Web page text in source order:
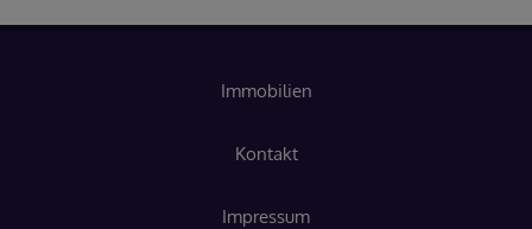
Immobilien
Kontakt
Impressum